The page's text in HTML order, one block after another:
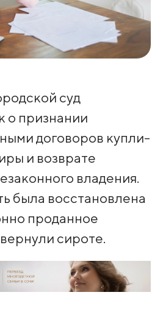
суд
о признании
договоров купли-
и возврате
владения.
была восстановлена
проданное
сироте.